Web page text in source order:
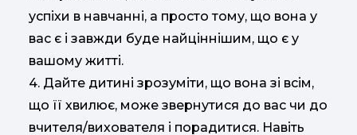
успіхи в навчанні, а просто тому, що вона у
вас є і завжди буде найціннішим, що є у
вашому житті.
4. Дайте дитині зрозуміти, що вона зі всім,
що її хвилює, може звернутися до вас чи до
вчителя/вихователя і порадитися. Навіть